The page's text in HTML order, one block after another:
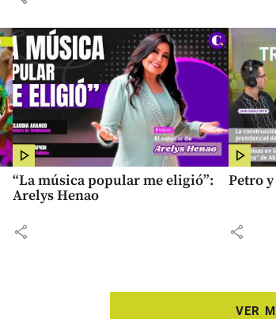
“La música popular me eligió”:
Arelys Henao
share
Petro
share
VER